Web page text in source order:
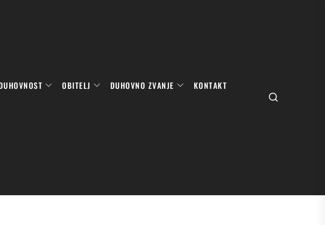
OBITELJ DUHOVNO ZVANJE KONTAKT
Search